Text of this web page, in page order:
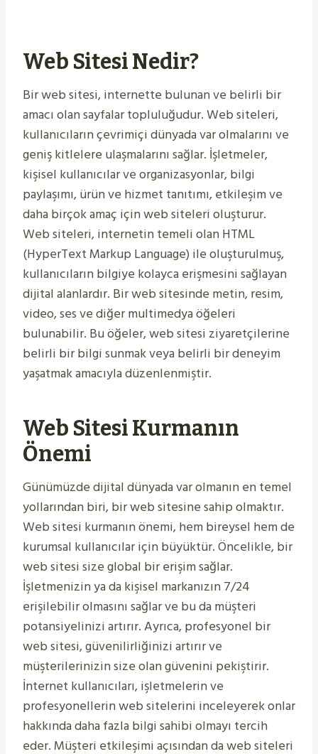
Web Sitesi Nedir?
Bir web sitesi, internette bulunan ve belirli bir
amacı olan sayfalar topluluğudur. Web siteleri,
kullanıcıların çevrimiçi dünyada var olmalarını ve
geniş kitlelere ulaşmalarını sağlar. İşletmeler,
kişisel kullanıcılar ve organizasyonlar, bilgi
paylaşımı, ürün ve hizmet tanıtımı, etkileşim ve
daha birçok amaç için web siteleri oluşturur.
Web siteleri, internetin temeli olan HTML
(HyperText Markup Language) ile oluşturulmuş,
kullanıcıların bilgiye kolayca erişmesini sağlayan
dijital alanlardır. Bir web sitesinde metin, resim,
video, ses ve diğer multimedya öğeleri
bulunabilir. Bu öğeler, web sitesi ziyaretçilerine
belirli bir bilgi sunmak veya belirli bir deneyim
yaşatmak amacıyla düzenlenmiştir.
Web Sitesi Kurmanın
Önemi
Günümüzde dijital dünyada var olmanın en temel
yollarından biri, bir web sitesine sahip olmaktır.
Web sitesi kurmanın önemi, hem bireysel hem de
kurumsal kullanıcılar için büyüktür. Öncelikle, bir
web sitesi size global bir erişim sağlar.
İşletmenizin ya da kişisel markanızın 7/24
erişilebilir olmasını sağlar ve bu da müşteri
potansiyelinizi artırır. Ayrıca, profesyonel bir
web sitesi, güvenilirliğinizi artırır ve
müşterilerinizin size olan güvenini pekiştirir.
İnternet kullanıcıları, işletmelerin ve
profesyonellerin web sitelerini inceleyerek onlar
hakkında daha fazla bilgi sahibi olmayı tercih
eder. Müşteri etkileşimi açısından da web siteleri